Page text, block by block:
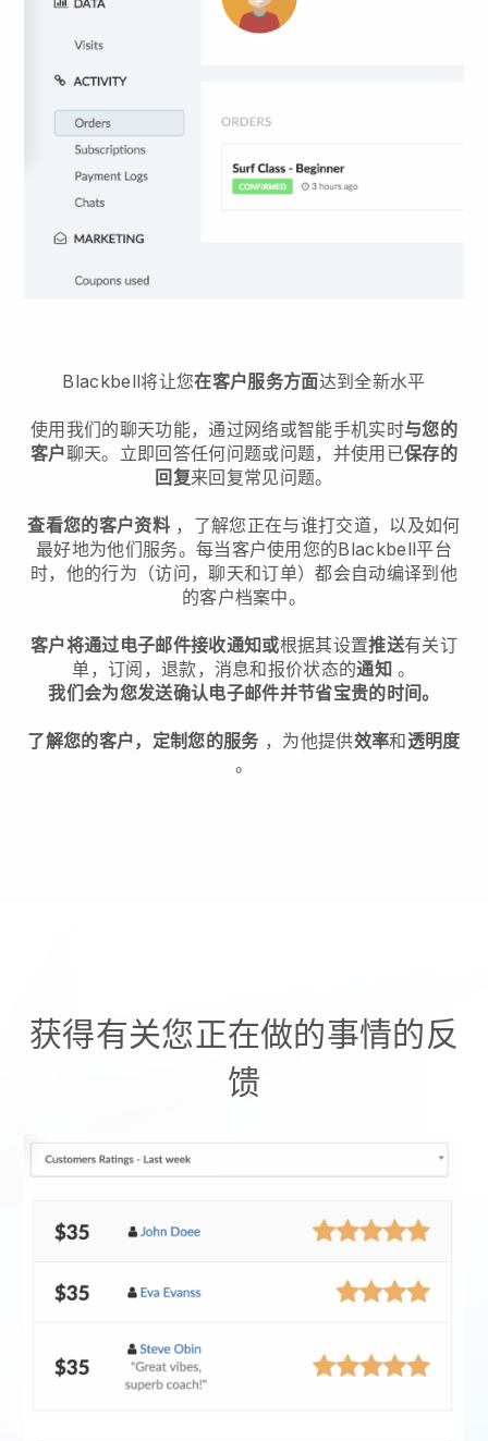
Blackbell将让您在客户服务方面达到全新水平
使用我们的聊天功能，通过网络或智能手机实时与您的
客户聊天。立即回答任何问题或问题，并使用已保存的
回复来回复常见问题。
查看您的客户资料 ，了解您正在与谁打交道，以及如何
最好地为他们服务。每当客户使用您的Blackbell平台
时，他的行为（访问，聊天和订单）都会自动编译到他
的客户档案中。
客户将通过电子邮件接收通知或根据其设置推送有关订
单，订阅，退款，消息和报价状态的通知 。
我们会为您发送确认电子邮件并节省宝贵的时间。
了解您的客户，定制您的服务 ，为他提供效率和透明度
。
获得有关您正在做的事情的反
馈